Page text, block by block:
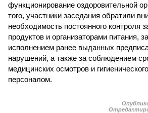
функционирование оздоровительной
того, участники заседания обратили
необходимость постоянного контроля
продуктов и организаторами питания,
исполнением ранее выданных
нарушений, а также за соблюдением
медицинских осмотров и
персоналом.